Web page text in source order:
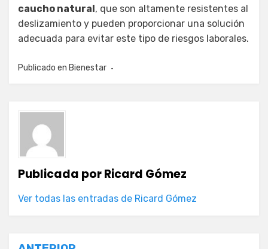
caucho natural, que son altamente resistentes al
deslizamiento y pueden proporcionar una solución
adecuada para evitar este tipo de riesgos laborales.
Publicado en Bienestar
Publicada porRicard Gómez
Ver todas las entradas de Ricard Gómez